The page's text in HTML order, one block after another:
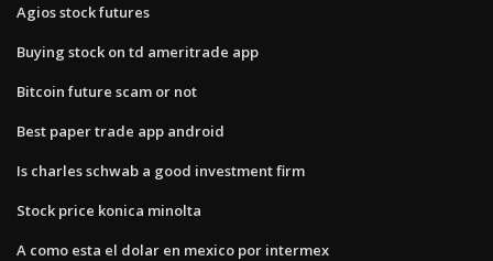
Agios stock futures
Buying stock on td ameritrade app
Bitcoin future scam or not
Best paper trade app android
Is charles schwab a good investment firm
Stock price konica minolta
A como esta el dolar en mexico por intermex